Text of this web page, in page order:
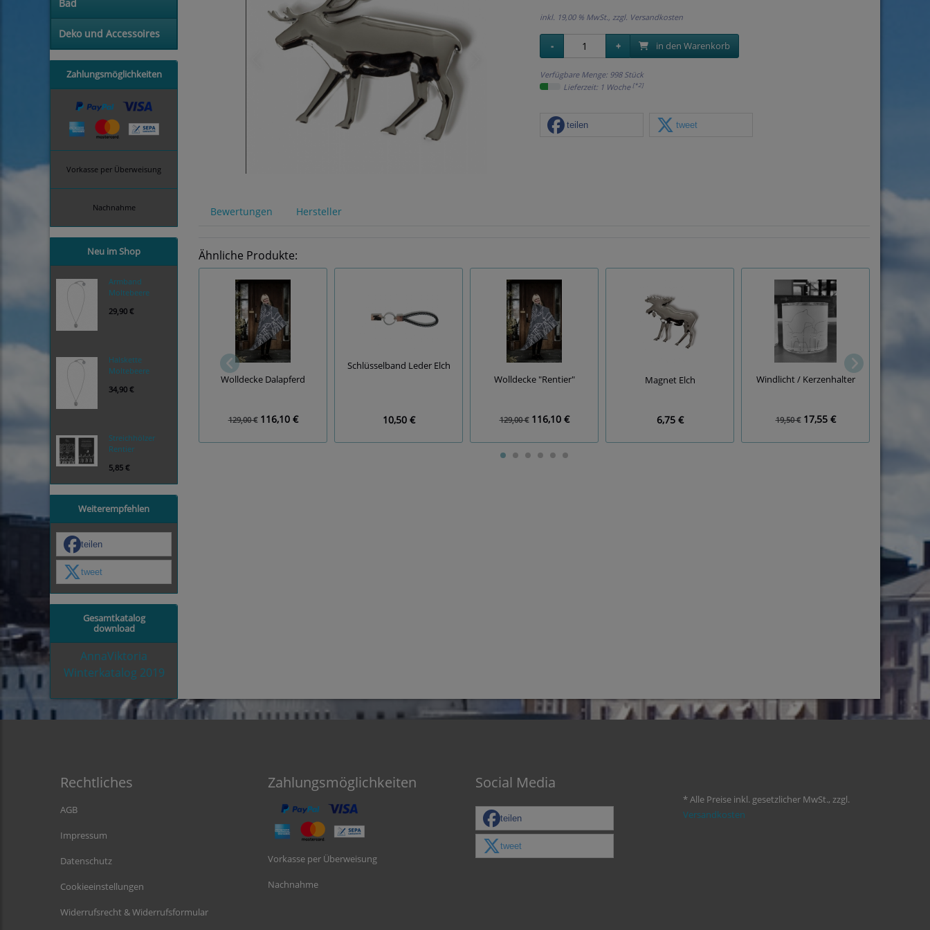
Bad
Deko und Accessoires
Zahlungsmöglichkeiten
Vorkasse per Überweisung
Nachnahme
Neu im Shop
Armband
Moltebeere
29,90 €
Halskette
Moltebeere
34,90 €
Streichhölzer
Rentier
5,85 €
Weiterempfehlen
teilen
tweet
Gesamtkatalog
download
AnnaViktoria
Winterkatalog 2019
inkl. 19,00 % MwSt., zzgl. Versandkosten
in den Warenkorb
Verfügbare Menge: 998 Stück
Lieferzeit: 1 Woche [*2]
teilen tweet
Bewertungen Hersteller
Ähnliche Produkte:
Wolldecke Dalapferd
129,00 €116,10 €
Schlüsselband Leder Elch
10,50 €
Wolldecke "Rentier"
129,00 €116,10 €
Magnet Elch
6,75 €
Windlicht / Kerzenhalter
19,50 €17,55 €
Rechtliches
AGB
Impressum
Datenschutz
Cookieeinstellungen
Widerrufsrecht & Widerrufsformular
Zahlungsmöglichkeiten
Vorkasse per Überweisung
Nachnahme
Social Media
teilen
tweet
* Alle Preise inkl. gesetzlicher MwSt., zzgl.
Versandkosten